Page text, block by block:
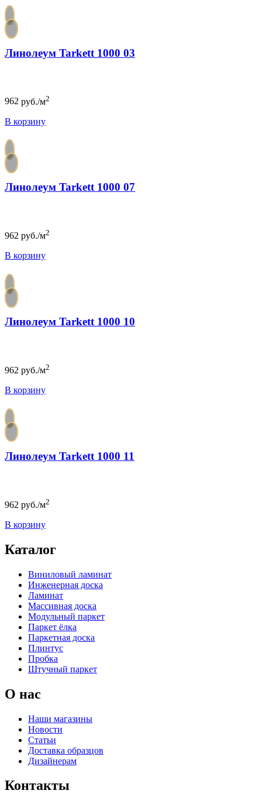
Линолеум Tarkett 1000 03
962 руб./м2
В корзину
Линолеум Tarkett 1000 07
962 руб./м2
В корзину
Линолеум Tarkett 1000 10
962 руб./м2
В корзину
Линолеум Tarkett 1000 11
962 руб./м2
В корзину
Каталог
Виниловый ламинат
Инженерная доска
Ламинат
Массивная доска
Модульный паркет
Паркет ёлка
Паркетная доска
Плинтус
Пробка
Штучный паркет
О нас
Наши магазины
Новости
Статьи
Доставка образцов
Дизайнерам
Контакты